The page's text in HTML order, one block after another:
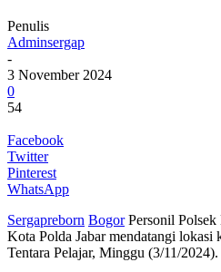
Penulis
Adminsergap
-
3 November 2024
0
54
Facebook
Twitter
Pinterest
WhatsApp
Sergapreborn BogorPersonil Polsek
Kota Polda Jabar mendatangi lokasi
Tentara Pelajar, Minggu (3/11/2024).